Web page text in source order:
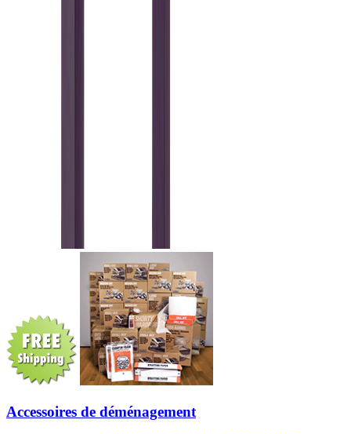
Accessoires de déménagement